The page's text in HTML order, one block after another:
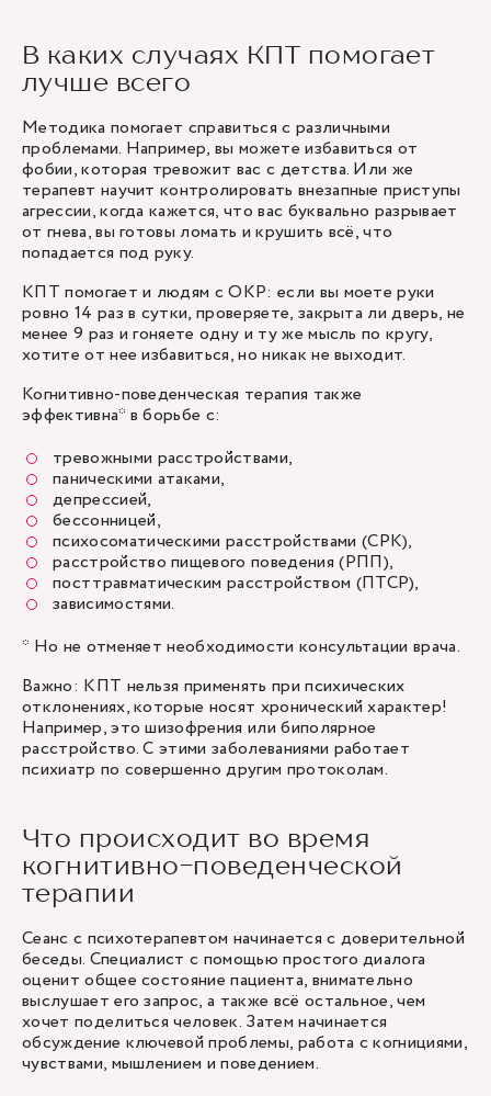
В каких случаях КПТ помогает
лучше всего
Методика помогает справиться с различными
проблемами. Например, вы можете избавиться от
фобии, которая тревожит вас с детства. Или же
терапевт научит контролировать внезапные приступы
агрессии, когда кажется, что вас буквально разрывает
от гнева, вы готовы ломать и крушить всё, что
попадается под руку.
КПТ помогает и людям с ОКР: если вы моете руки
ровно 14 раз в сутки, проверяете, закрыта ли дверь, не
менее 9 раз и гоняете одну и ту же мысль по кругу,
хотите от нее избавиться, но никак не выходит.
Когнитивно-поведенческая терапия также
эффективна* в борьбе с:
тревожными расстройствами,
паническими атаками,
депрессией,
бессонницей,
психосоматическими расстройствами (СРК),
расстройство пищевого поведения (РПП),
посттравматическим расстройством (ПТСР),
зависимостями.
* Но не отменяет необходимости консультации врача.
Важно: КПТ нельзя применять при психических
отклонениях, которые носят хронический характер!
Например, это шизофрения или биполярное
расстройство. С этими заболеваниями работает
психиатр по совершенно другим протоколам.
Что происходит во время
когнитивно-поведенческой
терапии
Сеанс с психотерапевтом начинается с доверительной
беседы. Специалист с помощью простого диалога
оценит общее состояние пациента, внимательно
выслушает его запрос, а также всё остальное, чем
хочет поделиться человек. Затем начинается
обсуждение ключевой проблемы, работа с когнициями,
чувствами, мышлением и поведением.